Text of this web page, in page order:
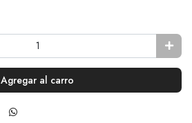
Agregar al carro